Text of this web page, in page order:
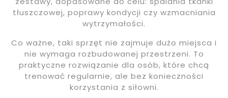
tłuszczowej, poprawy kondycji czy wzmacniania
wytrzymałości.
Co ważne, taki sprzęt nie zajmuje dużo miejsca i
nie wymaga rozbudowanej przestrzeni. To
praktyczne rozwiązanie dla osób, które chcą
trenować regularnie, ale bez konieczności
korzystania z siłowni.